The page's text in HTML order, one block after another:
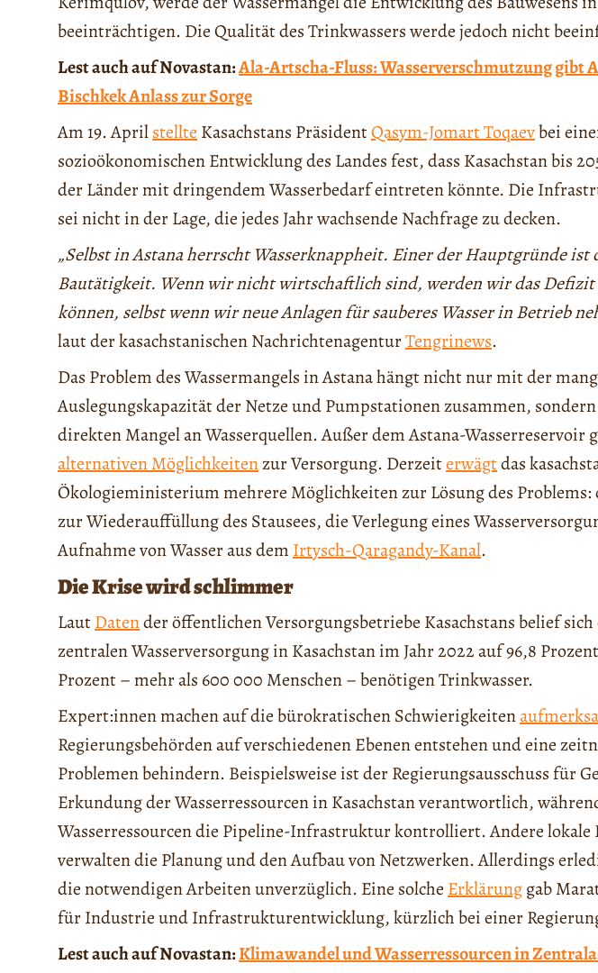
beeinträchtigen. Die Qualität des Trinkwassers werde jedoch nicht
Lest auch auf Novastan:Ala-Artscha-Fluss: Wasserverschmutzung gibt
Bischkek Anlass zur Sorge
Am 19. Aprilstellte Kasachstans PräsidentQasym-Jomart Toqaevbei
sozioökonomischen Entwicklung des Landes fest, dass Kasachstan bis
der Länder mit dringendem Wasserbedarf eintreten könnte. Die
sei nicht in der Lage, die jedes Jahr wachsende Nachfrage zu decken.
„Selbst in Astana herrscht Wasserknappheit. Einer der Hauptgründe ist
Bautätigkeit. Wenn wir nicht wirtschaftlich sind, werden wir das
können, selbst wenn wir neue Anlagen für sauberes Wasser in Betrieb
laut der kasachstanischen NachrichtenagenturTengrinews.
Das Problem des Wassermangels in Astana hängt nicht nur mit der
Auslegungskapazität der Netze und Pumpstationen zusammen,
direkten Mangel an Wasserquellen. Außer dem Astana-Wasserreservoir
alternativen Möglichkeitenzur Versorgung. Derzeiterwägtdas
Ökologieministerium mehrere Möglichkeiten zur Lösung des Problems:
zur Wiederauffüllung des Stausees, die Verlegung eines
Aufnahme von Wasser aus dem Irtysch-Qaragandy-Kanal.
Die Krise wird schlimmer
LautDatender öffentlichen Versorgungsbetriebe Kasachstans belief
zentralen Wasserversorgung in Kasachstan im Jahr 2022 auf 96,8
Prozent – mehr als 600 000 Menschen – benötigen Trinkwasser.
Expert:innen machen auf die bürokratischen Schwierigkeiten
Regierungsbehörden auf verschiedenen Ebenen entstehen und eine
Problemen behindern. Beispielsweise ist der Regierungsausschuss für
Erkundung der Wasserressourcen in Kasachstan verantwortlich,
Wasserressourcen die Pipeline-Infrastruktur kontrolliert. Andere lokale
verwalten die Planung und den Aufbau von Netzwerken. Allerdings
die notwendigen Arbeiten unverzüglich. Eine solche Erklärunggab
für Industrie und Infrastrukturentwicklung, kürzlich bei einer
Lest auch auf Novastan:Klimawandel und Wasserressourcen in